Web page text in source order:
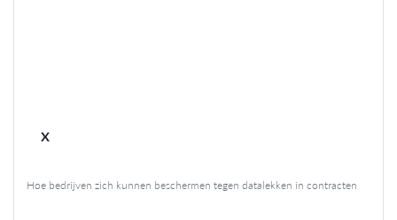
x
Hoe bedrijven zich kunnen beschermen tegen datalekken in contracten